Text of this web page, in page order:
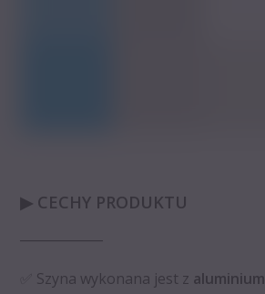
▶ CECHY PRODUKTU
✅ Szyna wykonana jest z aluminium